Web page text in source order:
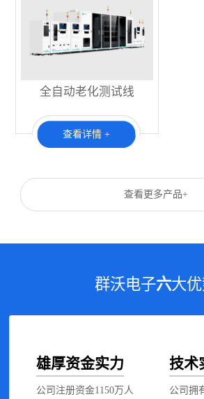
全自动老化测试线
查看详情 +
查看更多产品+
群沃电子六大
雄厚资金实力
公司注册资金1150万人
技术
公司拥